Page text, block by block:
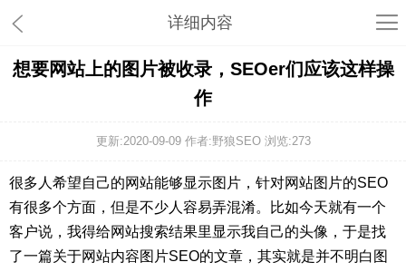
详细内容
想要网站上的图片被收录，SEOer们应该这样操
作
更新:2020-09-09 作者:野狼SEO 浏览:273
很多人希望自己的网站能够显示图片，针对网站图片的SEO
有很多个方面，但是不少人容易弄混淆。比如今天就有一个
客户说，我得给网站搜索结果里显示我自己的头像，于是找
了一篇关于网站内容图片SEO的文章，其实就是并不明白图